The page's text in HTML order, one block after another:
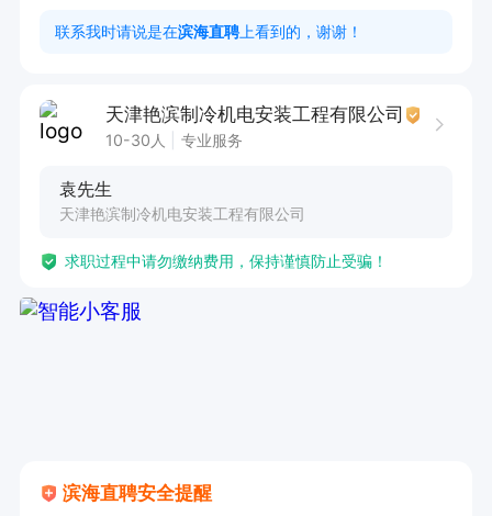
5. 协助团队完成其他电器维修相关工作。
1. 责任心强，能够独立承担空调、制冷维修工作。
后有晋升机会。
焊工证等相关证件，有空调、冷库安装维修经验者
优先。
联系我时请说是在滨海直聘 上看到的，谢谢！
天津艳滨制冷机电安装工程有限公司
10-30人 专业服务
袁先生
天津艳滨制冷机电安装工程有限公司
求职过程中请勿缴纳费用，保持谨慎防止受骗！
滨海直聘安全提醒